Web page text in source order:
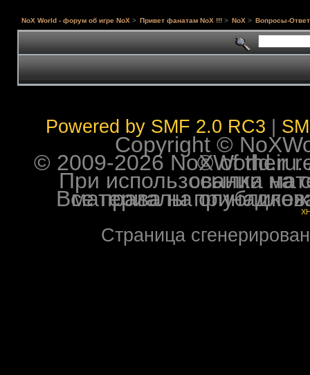
NoX World - форум об игре NoX > Привет фанатам NoX !!! > NoX > Вопросы-
Powered by SMF 2.0 RC3
Copyright ©
© 2009-2026 NoXWorld.ru. All
При использовании
Все права на опубликованные на форуме
Страница